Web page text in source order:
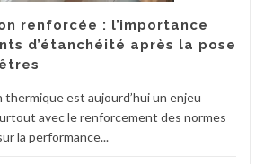
renforcée : l’importance
d’étanchéité après la pose
thermique est aujourd’hui un enjeu
avec le renforcement des normes
la performance...